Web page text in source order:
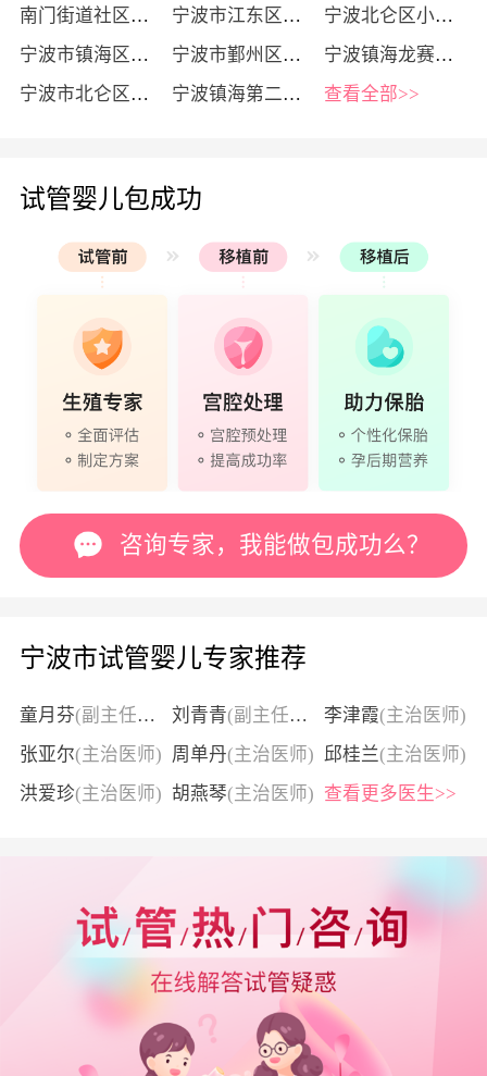
南门街道社区卫生服务中心 宁波市江东区妇幼保健院
宁波北仑区小港医院
宁波市镇海区妇幼保健院
宁波市鄞州区妇幼保健计划生育服务中心
宁波镇海龙赛医院
宁波市北仑区人民医院
宁波镇海第二医院 查看全部>>
试管婴儿包成功
咨询专家，我能做包成功么？
宁波市试管婴儿专家推荐
童月芬(副主任医师) 刘青青(副主任医师) 李津霞(主治医师)
张亚尔(主治医师) 周单丹(主治医师) 邱桂兰(主治医师)
洪爱珍(主治医师) 胡燕琴(主治医师) 查看更多医生>>